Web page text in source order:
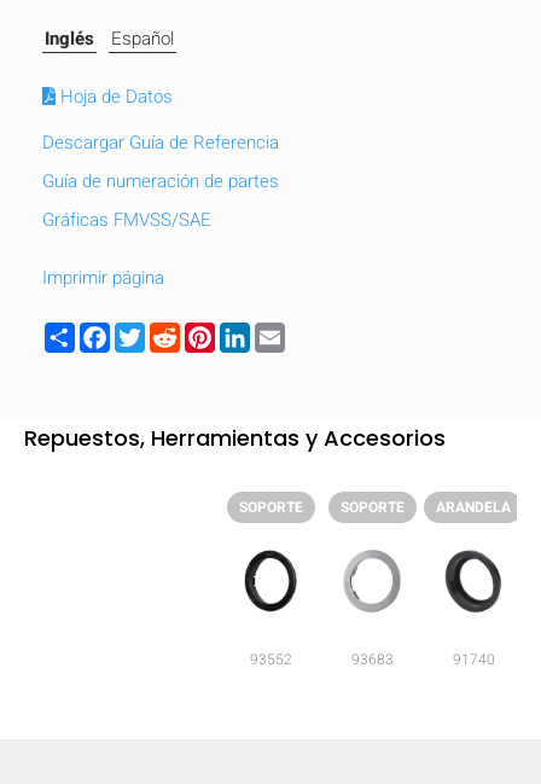
Comparar
[MISSING: mobile_display_warn
Please turn your phone to ]
Inglés Español
Hoja de Datos
Descargar Guía de Referencia
Guía de numeración de partes
Gráficas FMVSS/SAE
Imprimir página
ShareFacebook
TwitterRedditPinterest
LinkedIn
Repuestos, Herramientas y Accesorios
SOPORTE
93552
SOPORTE
93683
ARANDELA
91740